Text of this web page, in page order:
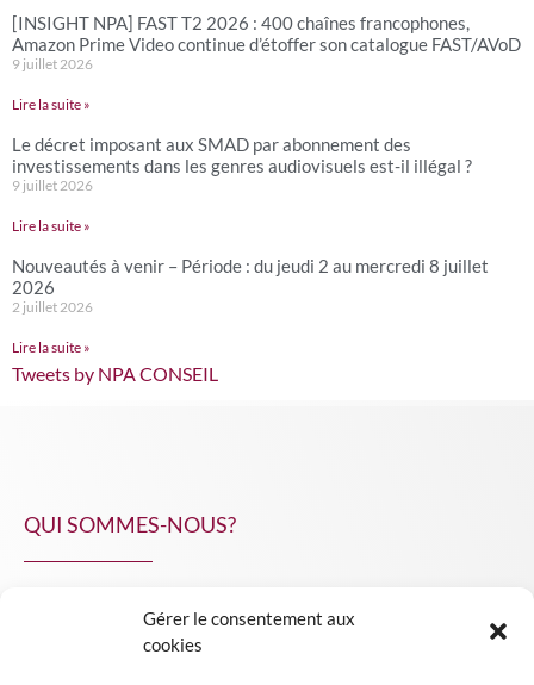
Gérer le consentement aux
cookies
[INSIGHT NPA] FAST T2 2026 : 400 chaînes francophones,
Amazon Prime Video continue d’étoffer son catalogue FAST/AVoD
9 juillet 2026
Lire la suite »
Le décret imposant aux SMAD par abonnement des
investissements dans les genres audiovisuels est-il illégal ?
9 juillet 2026
Lire la suite »
Nouveautés à venir – Période : du jeudi 2 au mercredi 8 juillet
2026
2 juillet 2026
Lire la suite »
Tweets by NPA CONSEIL
QUI SOMMES-NOUS?